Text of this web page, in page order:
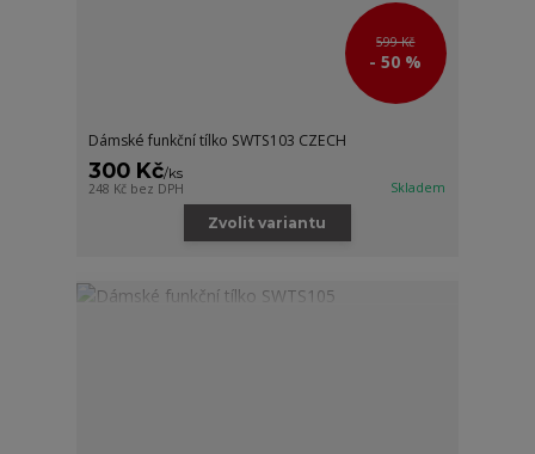
599 Kč
- 50 %
Dámské funkční tílko SWTS103 CZECH
300 Kč/ks
248 Kč bez DPH Skladem
Zvolit variantu